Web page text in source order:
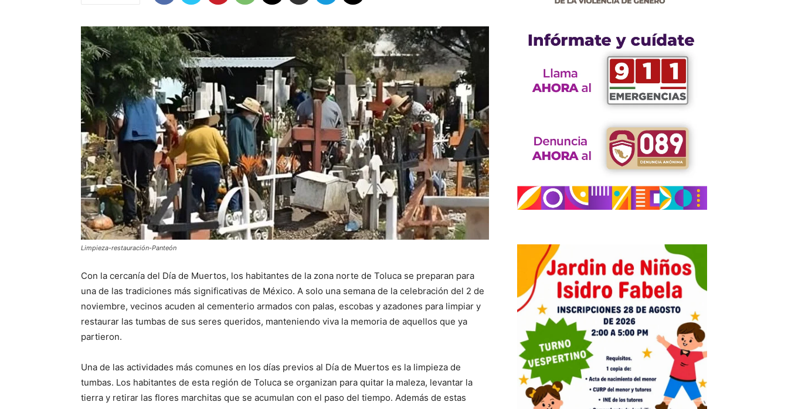
Limpieza-restauración-Panteón
Con la cercanía del Día de Muertos, los habitantes de la zona norte de Toluca se preparan para
una de las tradiciones más significativas de México. A solo una semana de la celebración del 2 de
noviembre, vecinos acuden al cementerio armados con palas, escobas y azadones para limpiar y
restaurar las tumbas de sus seres queridos, manteniendo viva la memoria de aquellos que ya
partieron.
Una de las actividades más comunes en los días previos al Día de Muertos es la limpieza de
tumbas. Los habitantes de esta región de Toluca se organizan para quitar la maleza, levantar la
tierra y retirar las flores marchitas que se acumulan con el paso del tiempo. Además de estas